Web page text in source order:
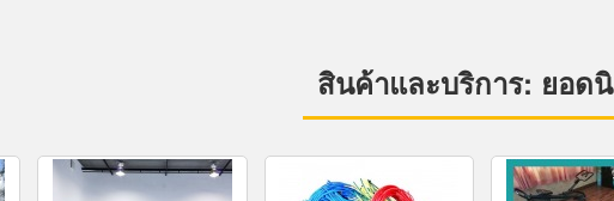
สินค้าและบริการ: ยอด